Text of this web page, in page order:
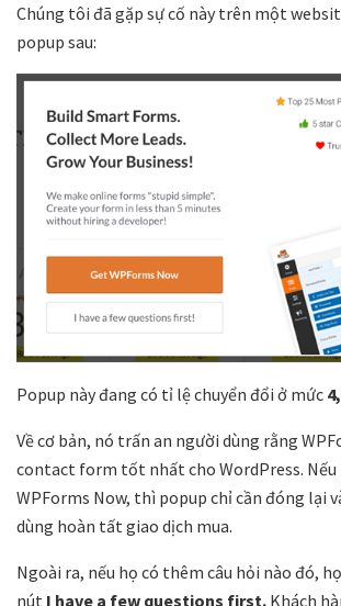
Chúng tôi đã gặp sự cố này trên một
popup sau:
Popup này đang có tỉ lệ chuyển đổi ở mức
Về cơ bản, nó trấn an người dùng rằng
contact form tốt nhất cho WordPress. Nếu
WPForms Now, thì popup chỉ cần đóng lại
dùng hoàn tất giao dịch mua.
Ngoài ra, nếu họ có thêm câu hỏi nào đó,
nút I have a few questions first. Khách